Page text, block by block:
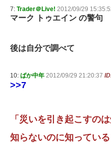
7: Trader＠Live! 2012/09/29
マーク トゥエイン の警句
後は自分で調べて
10: ばか中年 2012/09/29 21:20:37
>>7
「災いを引き起こすの
知らないのに知ってい